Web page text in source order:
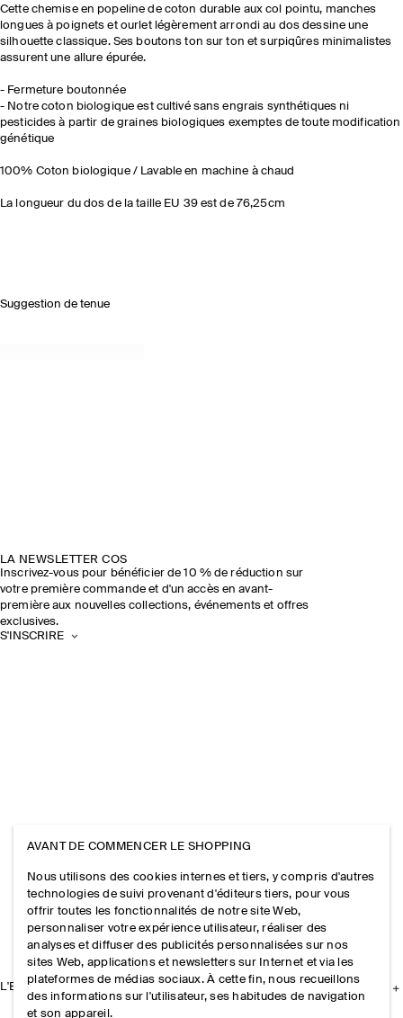
Cette chemise en popeline de coton durable aux col pointu, manches
longues à poignets et ourlet légèrement arrondi au dos dessine une
silhouette classique. Ses boutons ton sur ton et surpiqûres minimalistes
assurent une allure épurée.
- Fermeture boutonnée
- Notre coton biologique est cultivé sans engrais synthétiques ni
pesticides à partir de graines biologiques exemptes de toute modification
génétique
100% Coton biologique / Lavable en machine à chaud
La longueur du dos de la taille EU 39 est de 76,25cm
Suggestion de tenue
LA NEWSLETTER COS
Inscrivez-vous pour bénéficier de 10 % de réduction sur
votre première commande et d'un accès en avant-
première aux nouvelles collections, événements et offres
exclusives.
S'INSCRIRE
L'ENTREPRISE
AVANT DE COMMENCER LE SHOPPING
Nous utilisons des cookies internes et tiers, y compris d'autres
technologies de suivi provenant d'éditeurs tiers, pour vous
offrir toutes les fonctionnalités de notre site Web,
personnaliser votre expérience utilisateur, réaliser des
analyses et diffuser des publicités personnalisées sur nos
sites Web, applications et newsletters sur Internet et via les
plateformes de médias sociaux. À cette fin, nous recueillons
des informations sur l'utilisateur, ses habitudes de navigation
et son appareil.